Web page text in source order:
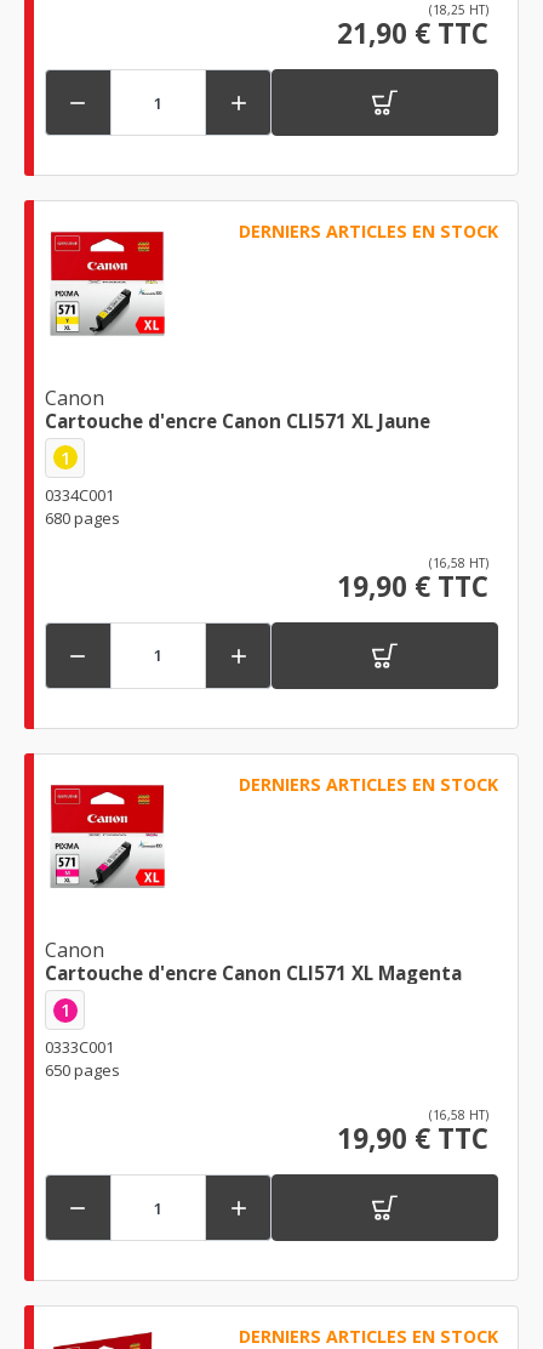
(18,25 HT)
21,90 € TTC
 
DERNIERS ARTICLES EN STOCK
Canon
Cartouche d'encre Canon CLI571 XL Jaune
1
0334C001
680 pages
(16,58 HT)
19,90 € TTC
 
DERNIERS ARTICLES EN STOCK
Canon
Cartouche d'encre Canon CLI571 XL Magenta
1
0333C001
650 pages
(16,58 HT)
19,90 € TTC
 
DERNIERS ARTICLES EN STOCK